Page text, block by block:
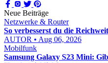
Neue Beiträge
Netzwerke & Router
So verbesserst du die
AUTOR • Aug 06, 2026
Mobilfunk
Samsung Galaxy S23 Mini: